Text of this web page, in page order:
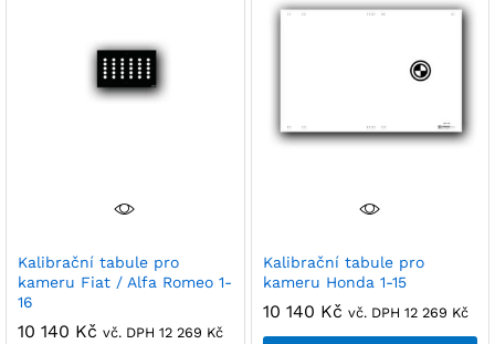
Kalibrační tabule pro
kameru Fiat / Alfa Romeo 1-
16
10 140 Kč vč. DPH 12 269 Kč
Kalibrační tabule pro
kameru Honda 1-15
10 140 Kč vč. DPH 12 269 Kč